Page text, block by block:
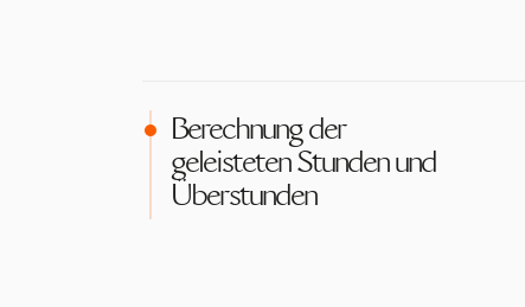
Berechnung der
geleisteten Stunden und
Überstunden